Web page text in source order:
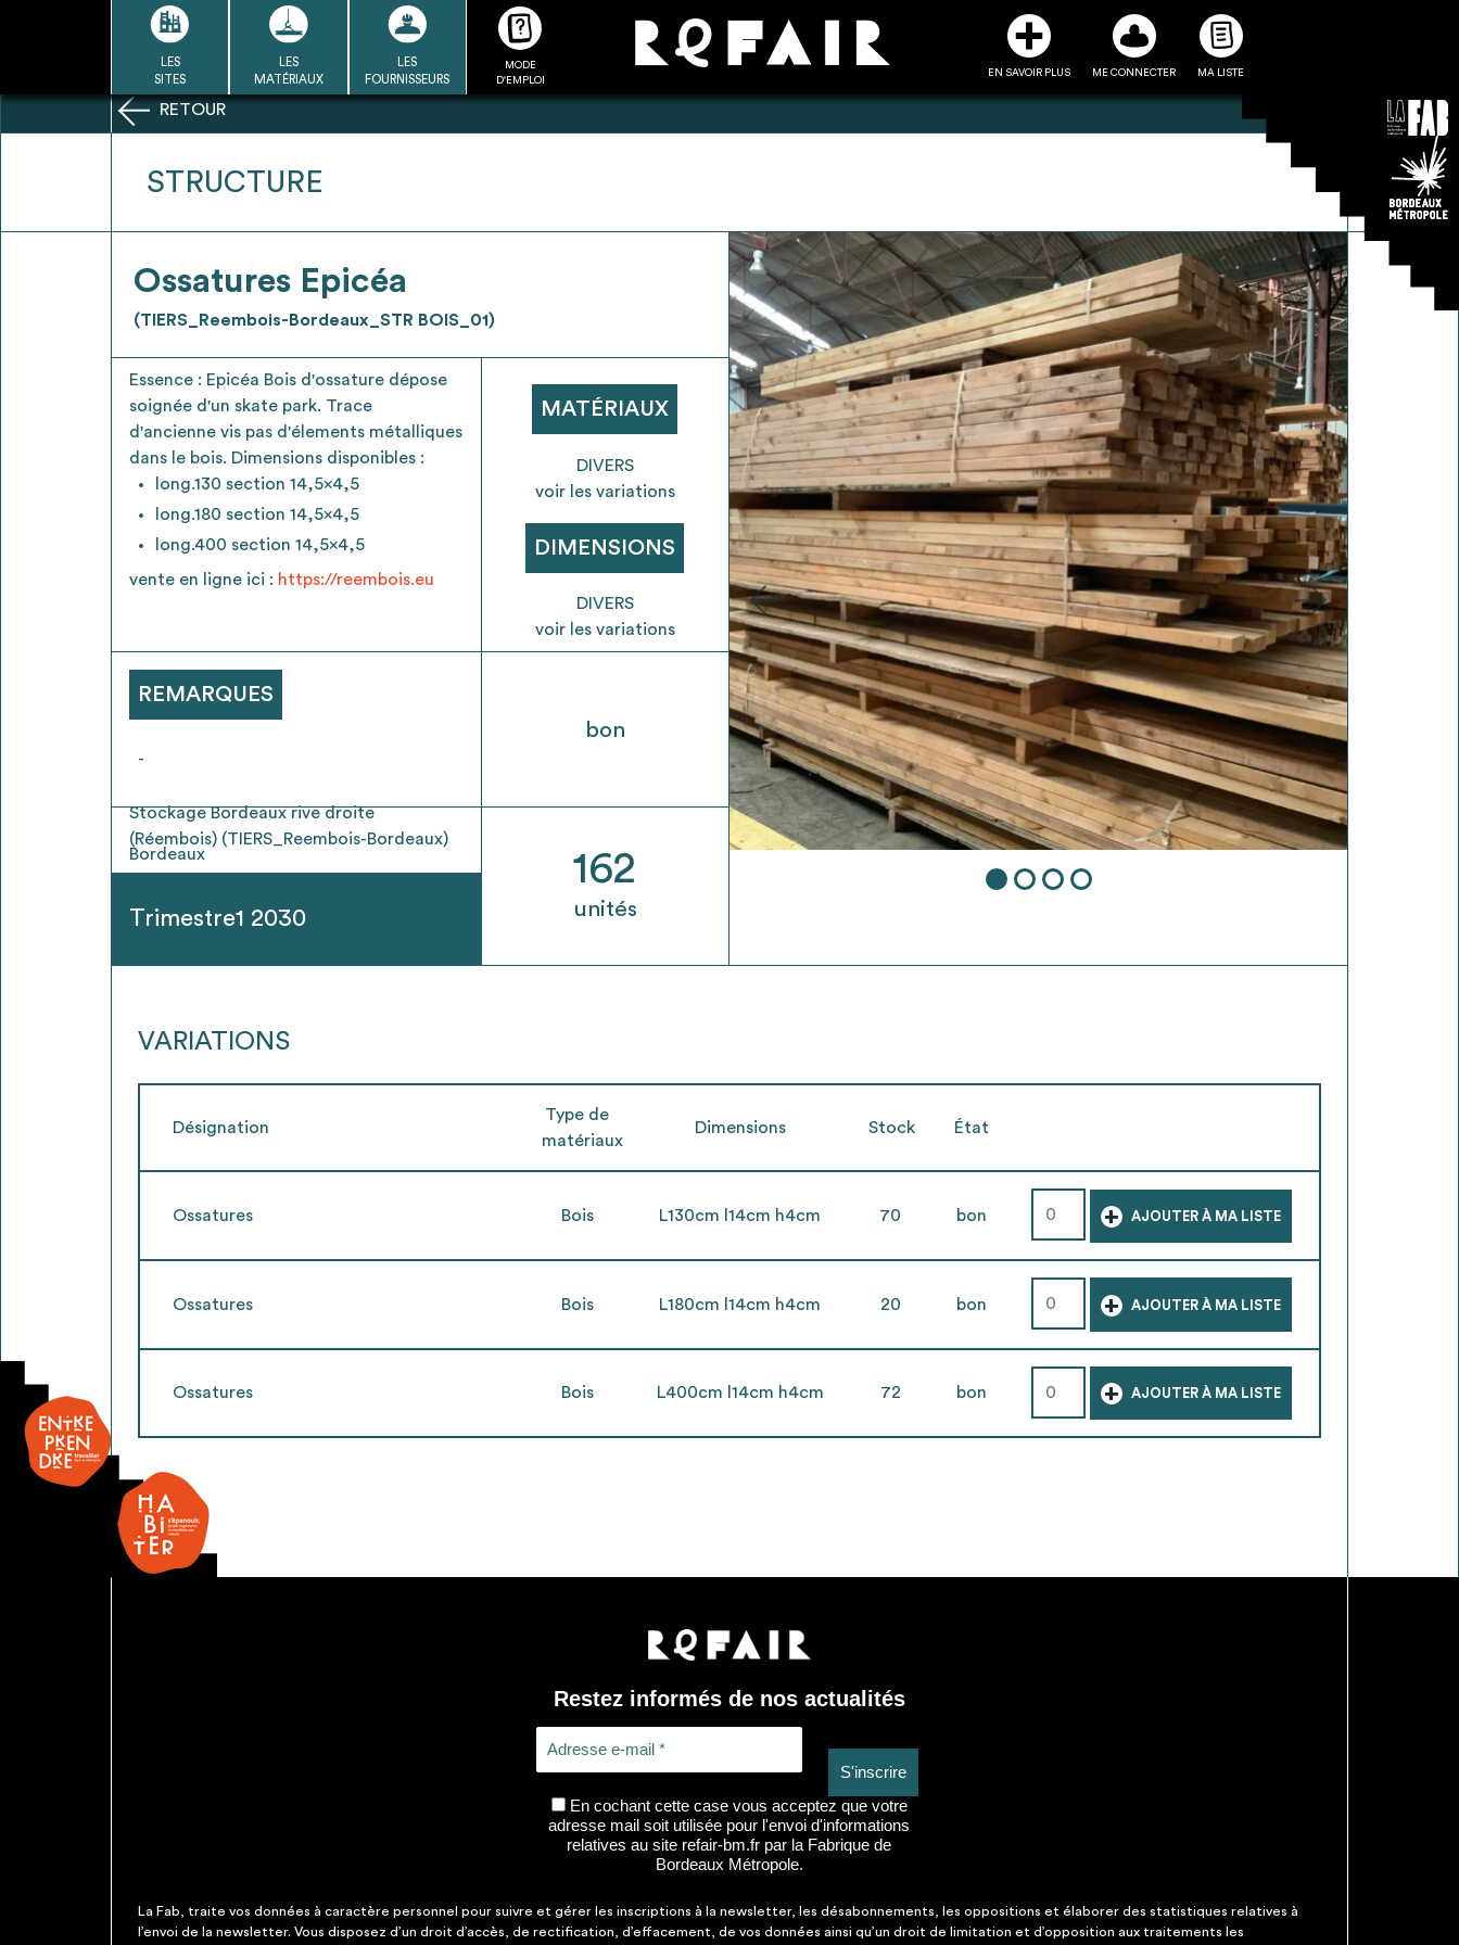
LES
SITES
LES
MATÉRIAUX
LES
FOURNISSEURS
MODE
D'EMPLOI
EN SAVOIR PLUS ME CONNECTER MA LISTE
LA DÉMARCHE
LA BASE
DU RÉEMPLOI
Refair mode d'emploi
1
Se connecter / Se créer un
Une fois connnecté,
Ajouter les matériaux
intéressants à "ma liste"
Transmettre sa liste de
manifestation d'intérêt pour
les matériaux sélectionnés
Exporter sa liste et ses fiches
produits pour l’utiliser comme
un outil d’aide à la conception
de projet
Être recontacté afin d’obtenir
plus de renseignements sur les
modalités et stratégies de
récupérations envisageables
* Attention, l’ajout des matériaux à sa liste et son envoi ne vaut aucunement réservation.
voir
FAQ
RETOUR
STRUCTURE
Ossatures Epicéa
(TIERS_Reembois-Bordeaux_STR BOIS_01)
Essence : Epicéa Bois d'ossature dépose
soignée d'un skate park. Trace
d'ancienne vis pas d'élements métalliques
dans le bois. Dimensions disponibles :
long.130 section 14,5x4,5
long.180 section 14,5x4,5
long.400 section 14,5x4,5
vente en ligne ici : https://reembois.eu
REMARQUES
-
Stockage Bordeaux rive droite
(Réembois) (TIERS_Reembois-Bordeaux)
Bordeaux
Trimestre1 2030
MATÉRIAUX
DIVERS
voir les variations
DIMENSIONS
DIVERS
voir les variations
bon
162
unités
VARIATIONS
Désignation
Type de
matériaux
Dimensions Stock État
Ossatures Bois L130cm l14cm h4cm 70 bon + AJOUTER À MA LISTE
Ossatures Bois L180cm l14cm h4cm 20 bon + AJOUTER À MA LISTE
Ossatures Bois L400cm l14cm h4cm 72 bon + AJOUTER À MA LISTE
Restez informés de nos actualités
En cochant cette case vous acceptez que votre
adresse mail soit utilisée pour l'envoi d'informations
relatives au site refair-bm.fr par la Fabrique de
Bordeaux Métropole.
La Fab, traite vos données à caractère personnel pour suivre et gérer les inscriptions à la newsletter, les désabonnements, les oppositions et élaborer des statistiques relatives à
l’envoi de la newsletter. Vous disposez d’un droit d’accès, de rectification, d’effacement, de vos données ainsi qu’un droit de limitation et d’opposition aux traitements les